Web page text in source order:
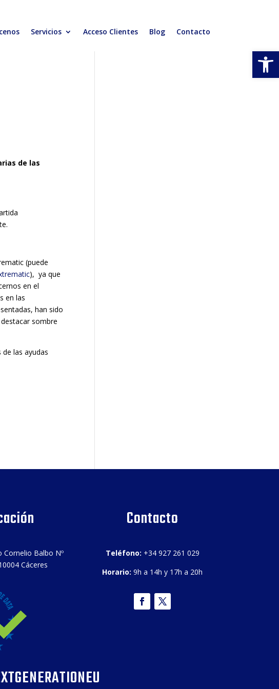
Servicios Acceso Clientes Blog Contacto
de las
(puede
), ya que
en el
en las
han sido
sombre
las ayudas
Cornelio Balbo Nº
Cáceres
Contacto
Teléfono: +34 927 261 029
Horario: 9h a 14h y 17h a 20h